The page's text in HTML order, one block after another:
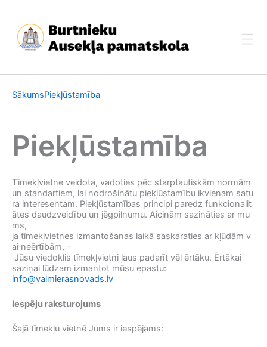
content
SākumsPiekļūstamība
Piekļūstamība
Tīmekļvietne veidota, vadoties pēc starptautiskām normām
un standartiem, lai nodrošinātu piekļūstamību ikvienam satu
ra interesentam. Piekļūstamības principi paredz funkcionalit
ātes daudzveidību un jēgpilnumu. Aicinām sazināties ar mu
ms,
ja tīmekļvietnes izmantošanas laikā saskaraties ar kļūdām v
ai neērtībām, –
Jūsu viedoklis tīmekļvietni ļaus padarīt vēl ērtāku. Ērtākai
saziņai lūdzam izmantot mūsu epastu:
info@valmierasnovads.lv
Iespēju raksturojums
Šajā tīmekļu vietnē Jums ir iespējams: